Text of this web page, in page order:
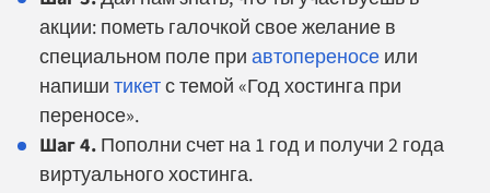
акции: пометь галочкой свое желание в
специальном поле при автопереносе или
напиши тикетс темой «Год хостинга при
переносе».
Шаг 4. Пополни счет на 1 год и получи 2 года
виртуального хостинга.